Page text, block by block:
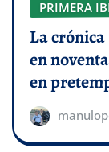
PRIMERA
La
en
en